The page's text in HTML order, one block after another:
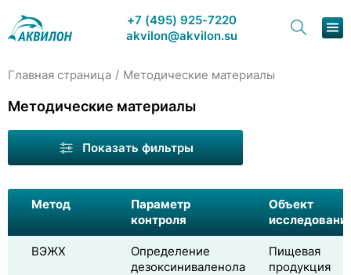
+7 (495) 925-7220
akvilon@akvilon.su
Главная страница / Методические материалы
Методические материалы
Показать фильтры
Метод
Параметр
контроля
Объект
ВЭЖХ
Определение
дезоксиниваленола
Пищевая
продукция